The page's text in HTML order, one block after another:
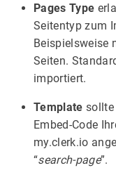
Pages Type
Seitentyp zum
Beispielsweise
Seiten.
importiert.
Template sollte
Embed-Code
my.clerk.io
“search-page”.